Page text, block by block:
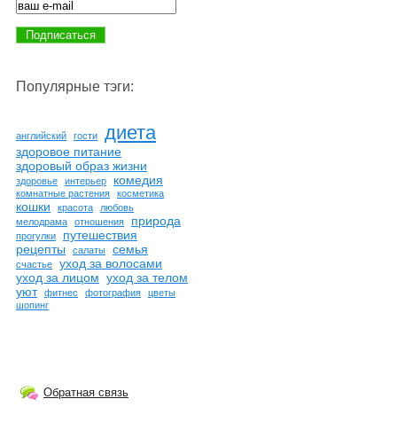
Популярные тэги:
английский гости диета
здоровое питание
здоровый образ жизни
здоровье интерьер комедия
комнатные растения косметика
кошки красота
любовь
мелодрама
отношения природа
прогулки
путешествия
рецепты
салаты семья
счастье
уход за волосами
уход за лицом уход за телом
уют
фитнес фотография
цветы
шопинг
Обратная связь